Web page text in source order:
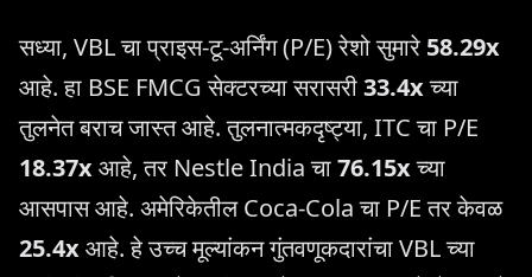
सध्या, VBL चा प्राइस-टू-अर्निंग (P/E) रेशो सुमारे 58.29x
आहे. हा BSE FMCG सेक्टरच्या सरासरी33.4xच्या
तुलनेत बराच जास्त आहे. तुलनात्मकदृष्ट्या, ITC चा P/E
18.37xआहे, तर Nestle India चा76.15xच्या
आसपास आहे. अमेरिकेतील Coca-Cola चा P/E तर केवळ
25.4xआहे. हे उच्च मूल्यांकन गुंतवणूकदारांचा VBL च्या